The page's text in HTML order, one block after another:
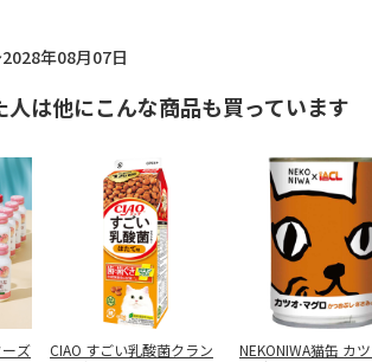
年08月07日
人は他にこんな商品も買っています
ズ
CIAO すごい乳酸菌クラン
NEKONIWA猫缶 カ